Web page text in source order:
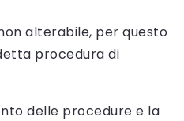
alterabile, per questo
procedura di
delle procedure e la